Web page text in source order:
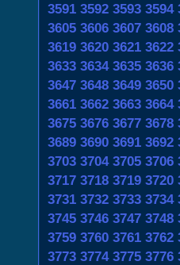
3591 3592 3593 3594
3605 3606 3607 3608
3619 3620 3621 3622
3633 3634 3635 3636
3647 3648 3649 3650
3661 3662 3663 3664
3675 3676 3677 3678
3689 3690 3691 3692
3703 3704 3705 3706
3717 3718 3719 3720
3731 3732 3733 3734
3745 3746 3747 3748
3759 3760 3761 3762
3773 3774 3775 3776